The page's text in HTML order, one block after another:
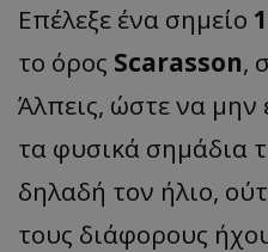
Επέλεξε ένα σημείο
το όρος Scarasson,
Άλπεις, ώστε να μην
τα φυσικά σημάδια
δηλαδή τον ήλιο,
τους διάφορους